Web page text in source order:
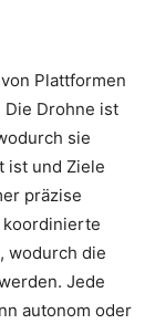
Plattformen
Drohne ist
sie
ist und Ziele
präzise
koordinierte
wodurch die
Jede
autonom oder